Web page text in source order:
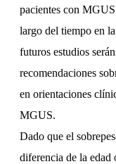
pacientes con
largo del tiempo en
futuros estudios
recomendaciones
en orientaciones
MGUS.
Dado que el
diferencia de la edad